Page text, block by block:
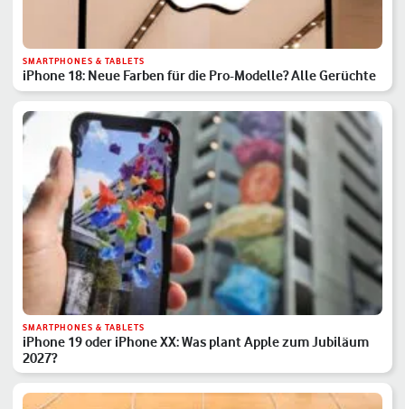
SMARTPHONES & TABLETS
iPhone 18: Neue Farben für die Pro-Modelle? Alle Gerüchte
SMARTPHONES & TABLETS
iPhone 19 oder iPhone XX: Was plant Apple zum Jubiläum
2027?